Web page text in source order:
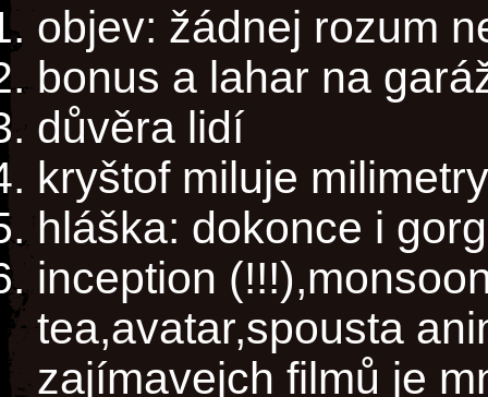
objev: žádnej rozum
bonus a lahar na
důvěra lidí
kryštof miluje
hláška: dokonce i
inception
tea,avatar,spousta
zajímavejch filmů je